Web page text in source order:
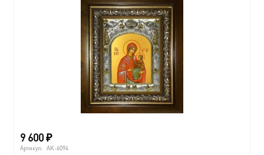
9 600₽
Артикул: AK-6094